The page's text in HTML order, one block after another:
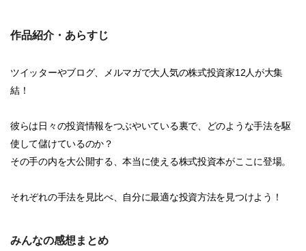
作品紹介・あらすじ
ツイッターやブログ、メルマガで大人気の株式投資家12人が大集
結！
彼らは日々の投資情報をつぶやいている裏で、どのような手法を駆
使して儲けているのか？
その手の内を大公開する、本当に使える株式投資本がここに登場。
それぞれの手法を見比べ、自分に最適な投資方法を見つけよう！
みんなの感想まとめ